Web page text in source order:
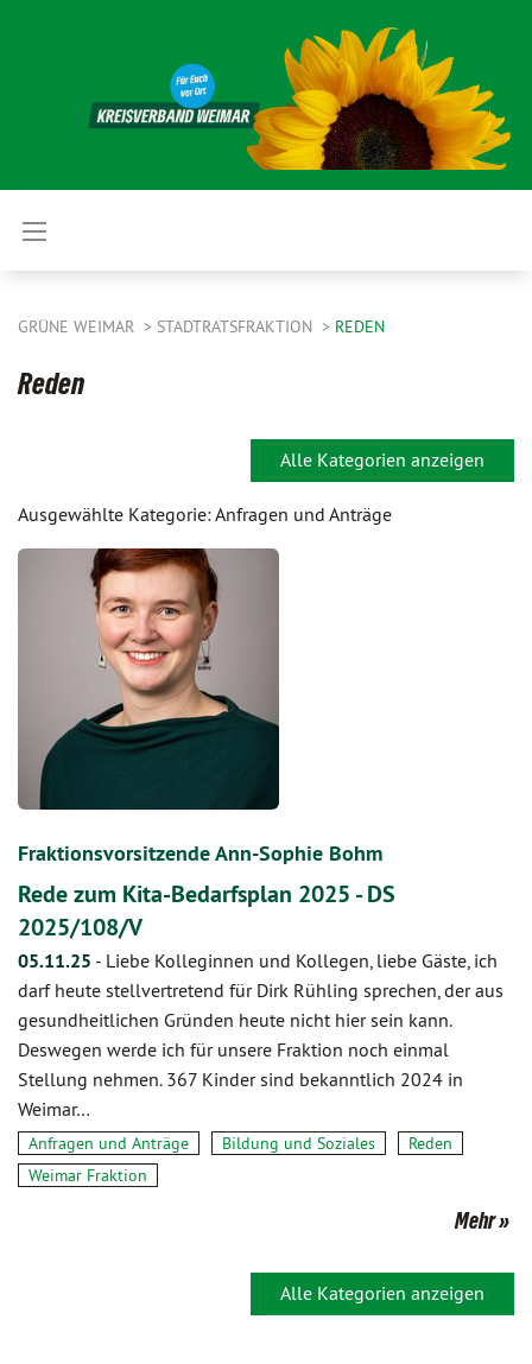
GRÜNE WEIMAR STADTRATSFRAKTION REDEN
Reden
Alle Kategorien anzeigen
Ausgewählte Kategorie: Anfragen und Anträge
Fraktionsvorsitzende Ann-Sophie Bohm
Rede zum Kita-Bedarfsplan 2025 - DS
2025/108/V
05.11.25 - Liebe Kolleginnen und Kollegen, liebe Gäste, ich
darf heute stellvertretend für Dirk Rühling sprechen, der aus
gesundheitlichen Gründen heute nicht hier sein kann.
Deswegen werde ich für unsere Fraktion noch einmal
Stellung nehmen. 367 Kinder sind bekanntlich 2024 in
Weimar…
Anfragen und Anträge Bildung und Soziales
Reden
Weimar Fraktion
Mehr
Alle Kategorien anzeigen